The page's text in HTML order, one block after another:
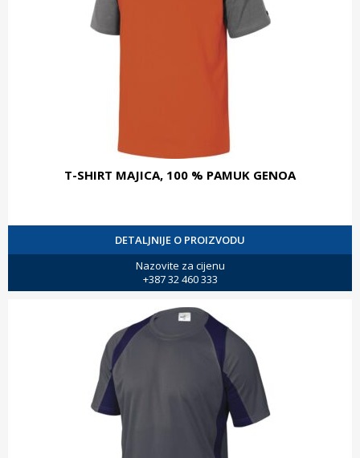
T-SHIRT MAJICA, 100 % PAMUK GENOA
DETALJNIJE O PROIZVODU
Nazovite za cijenu
+387 32 460 333